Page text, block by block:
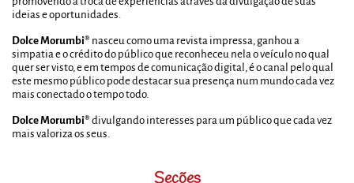
ideias e oportunidades.
Dolce Morumbi® nasceu como uma revista impressa, ganhou a
simpatia e o crédito do público que reconheceu nela o veículo no qual
quer ser visto, e em tempos de comunicação digital, é o canal pelo qual
este mesmo público pode destacar sua presença num mundo cada vez
mais conectado o tempo todo.
Dolce Morumbi® divulgando interesses para um público que cada vez
mais valoriza os seus.